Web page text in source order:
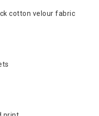
cotton velour fabric